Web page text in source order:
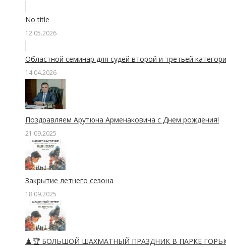
No title
12.05.2026
Областной семинар для судей второй и третьей
14.04.2026
Поздравляем Арутюна Арменаковича с Днем рождения!
21.09.2025
Закрытие летнего сезона
18.09.2025
♟️🏆 БОЛЬШОЙ ШАХМАТНЫЙ ПРАЗДНИК В ПАРКЕ